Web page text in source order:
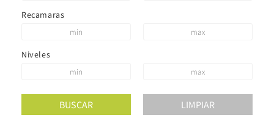
Recamaras
Niveles